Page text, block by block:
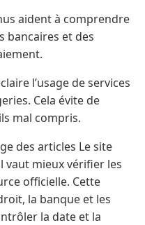
aident à comprendre
bancaires et des
l’usage de services
Cela évite de
mal compris.
des articles Le site
vaut mieux vérifier les
officielle. Cette
la banque et les
la date et la